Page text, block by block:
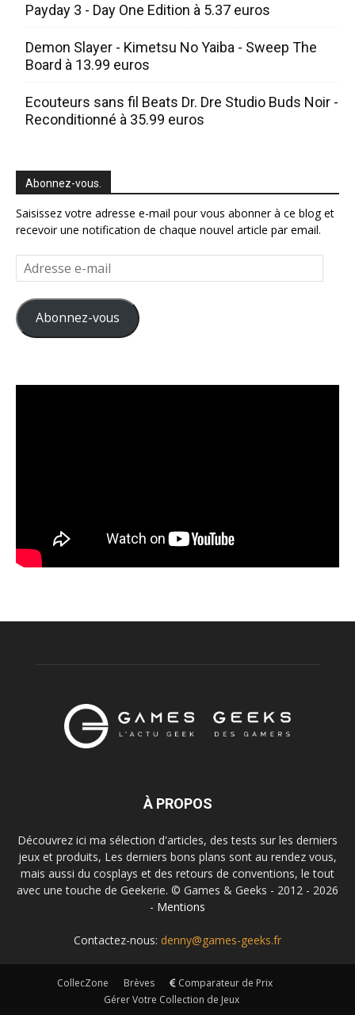
Payday 3 - Day One Edition à 5.37 euros
Demon Slayer - Kimetsu No Yaiba - Sweep The
Board à 13.99 euros
Ecouteurs sans fil Beats Dr. Dre Studio Buds Noir -
Reconditionné à 35.99 euros
Abonnez-vous.
Saisissez votre adresse e-mail pour vous abonner à ce blog et
recevoir une notification de chaque nouvel article par email.
Adresse
e-
mail
Abonnez-vous
À PROPOS
Découvrez ici ma sélection d'articles, des tests sur les derniers
jeux et produits, Les derniers bons plans sont au rendez vous,
mais aussi du cosplays et des retours de conventions, le tout
avec une touche de Geekerie. © Games & Geeks - 2012 - 2026
- Mentions
Contactez-nous: denny@games-geeks.fr
CollecZone Brèves
Comparateur de Prix
Gérer Votre Collection de Jeux